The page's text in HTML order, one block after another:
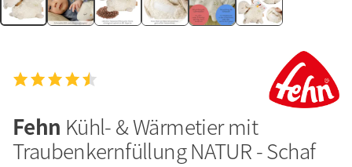
Fehn Kühl- & Wärmetier mit
Traubenkernfüllung NATUR - Schaf